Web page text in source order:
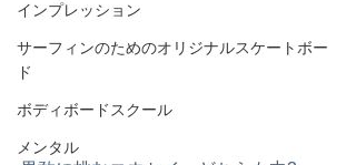
インプレッション
サーフィンのためのオリジナルスケートボー
ド
ボディボードスクール
メンタル